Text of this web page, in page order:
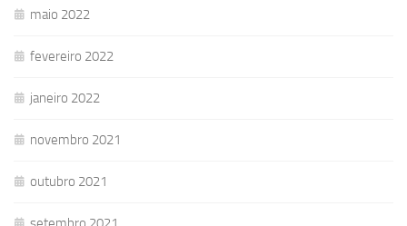
maio 2022
fevereiro 2022
janeiro 2022
novembro 2021
outubro 2021